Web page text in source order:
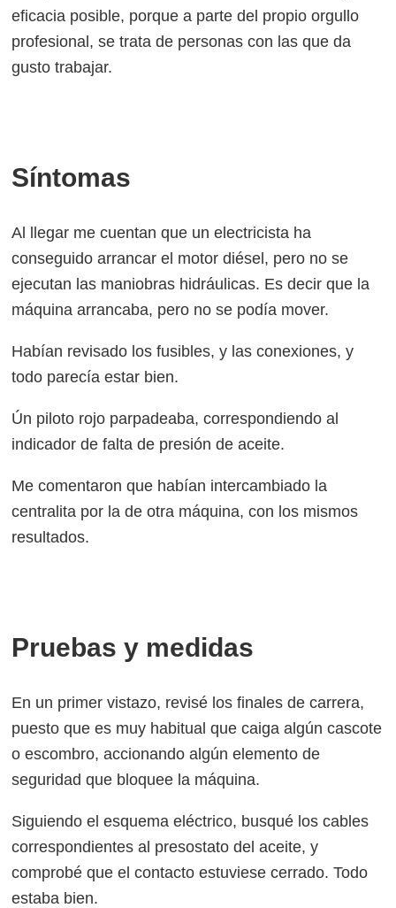
eficacia posible, porque a parte del propio orgullo
profesional, se trata de personas con las que da
gusto trabajar.
Síntomas
Al llegar me cuentan que un electricista ha
conseguido arrancar el motor diésel, pero no se
ejecutan las maniobras hidráulicas. Es decir que la
máquina arrancaba, pero no se podía mover.
Habían revisado los fusibles, y las conexiones, y
todo parecía estar bien.
Ún piloto rojo parpadeaba, correspondiendo al
indicador de falta de presión de aceite.
Me comentaron que habían intercambiado la
centralita por la de otra máquina, con los mismos
resultados.
Pruebas y medidas
En un primer vistazo, revisé los finales de carrera,
puesto que es muy habitual que caiga algún cascote
o escombro, accionando algún elemento de
seguridad que bloquee la máquina.
Siguiendo el esquema eléctrico, busqué los cables
correspondientes al presostato del aceite, y
comprobé que el contacto estuviese cerrado. Todo
estaba bien.